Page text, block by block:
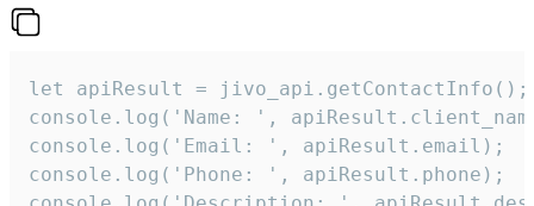
let apiResult = jivo_api.getContactInfo();
console.log('Name: ',
console.log('Email: ', apiResult.email);
console.log('Phone: ', apiResult.phone);